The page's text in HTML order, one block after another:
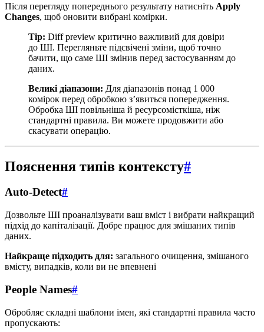
Після перегляду попереднього результату натисніть Apply
Changes, щоб оновити вибрані комірки.
Tip: Diff preview критично важливий для довіри
до ШІ. Перегляньте підсвічені зміни, щоб точно
бачити, що саме ШІ змінив перед застосуванням до
даних.
Великі діапазони: Для діапазонів понад 1 000
комірок перед обробкою з’явиться попередження.
Обробка ШІ повільніша й ресурсомісткіша, ніж
стандартні правила. Ви можете продовжити або
скасувати операцію.
Пояснення типів контексту#
Auto-Detect#
Дозвольте ШІ проаналізувати ваш вміст і вибрати найкращий
підхід до капіталізації. Добре працює для змішаних типів
даних.
Найкраще підходить для: загального очищення, змішаного
вмісту, випадків, коли ви не впевнені
People Names#
Обробляє складні шаблони імен, які стандартні правила часто
пропускають: